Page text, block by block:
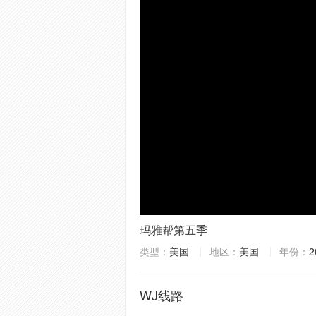
玛雅帮第五季
类型： 美国 地区： 美国 年份：
WJ线路